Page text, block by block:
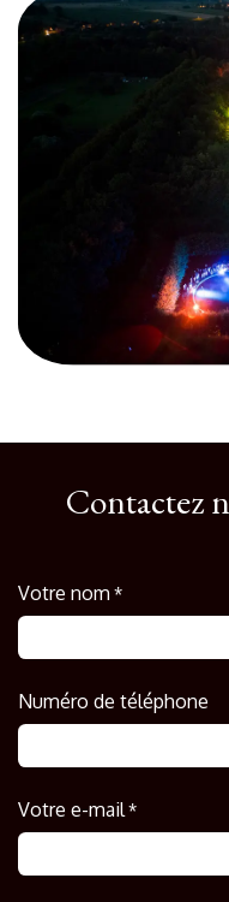
Contactez
Votre nom *
Numéro de téléphone
Votre e-mail*